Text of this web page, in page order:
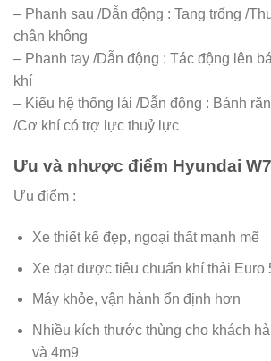
– Phanh sau /Dẫn động : Tang trống /
chân không
– Phanh tay /Dẫn động : Tác động lên
khí
– Kiểu hệ thống lái /Dẫn động : Bánh
/Cơ khí có trợ lực thuỷ lực
Ưu và nhược điểm Hyundai
Ưu điểm :
Xe thiết kế đẹp, ngoại thất mạnh mẽ
Xe đạt được tiêu chuẩn khí thải Euro
Máy khỏe, vận hành ổn định hơn
Nhiều kích thước thùng cho khách
và 4m9